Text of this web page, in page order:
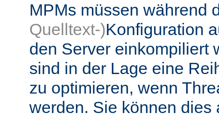
MPMs müssen während
Quelltext-)Konfiguration
den Server einkompiliert
sind in der Lage eine
zu optimieren, wenn
werden. Sie können dies